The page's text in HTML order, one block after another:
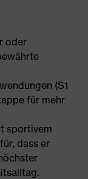
oder
(S1
für mehr
sportivem
dass er